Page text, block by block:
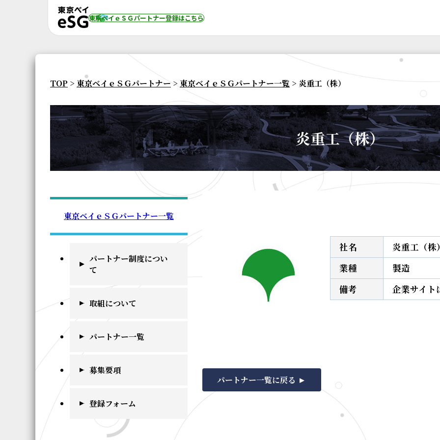
東京ベイｅＳＧパートナー登録はこちら
TOP > 東京ベイｅＳＧパートナー > 東京ベイｅＳＧパートナー一覧 > 炎重工（株）
炎重工（株）
東京ベイｅＳＧパートナー一覧
パートナー制度につい
て
取組について
パートナー一覧
募集要項
登録フォーム
社名
炎重工（株
業種
製造
備考
企業サイト
パートナー一覧に戻る